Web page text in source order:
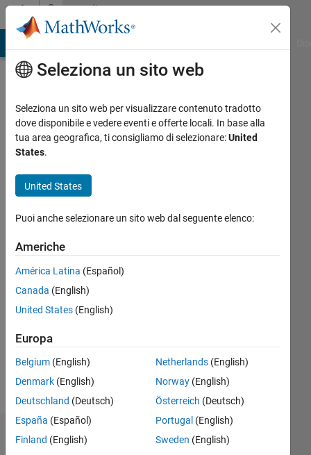
Vai al contenutoCommunity
Profile
Josef
Shrbeny
Last
oltre 3
Attivo
Followers:
Follow
Dashboard
Seleziona un sito web
Seleziona un sito web per visualizzare contenuto tradotto
dove disponibile e vedere eventi e offerte locali. In base alla
tua area geografica, ti consigliamo di selezionare:United
States.
United States
Puoi anche selezionare un sito web dal seguente elenco:
Americhe
América Latina (Español)
Canada (English)
United States (English)
Europa
Belgium (English)
Denmark (English)
Deutschland (Deutsch)
España (Español)
Finland (English)
Netherlands(English)
Norway(English)
Österreich (Deutsch)
Portugal (English)
Sweden (English)